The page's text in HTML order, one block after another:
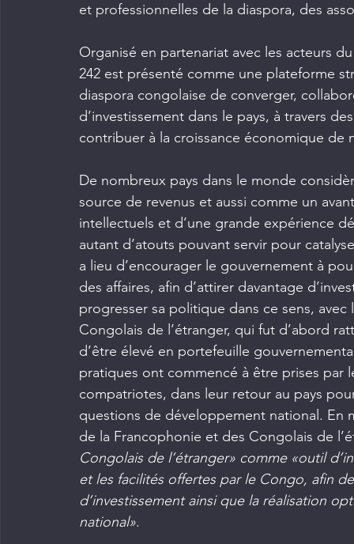
et professionnelles de la diaspora, des
Organisé en partenariat avec les acteurs
242 est présenté comme une plateforme
diaspora congolaise de converger,
d’investissement dans le pays, à travers
contribuer à la croissance économique de
De nombreux pays dans le monde
source de revenus et aussi comme un
intellectuels et d’une grande expérience
autant d’atouts pouvant servir pour
a lieu d’encourager le gouvernement à
des affaires, afin d’attirer davantage
progresser sa politique dans ce sens,
Congolais de l’étranger, qui fut d’abord
d’être élevé en portefeuille
pratiques ont commencé à être prises
compatriotes, dans leur retour au pays
questions de développement national. En
de la Francophonie et des Congolais de
Congolais de l’étranger» comme «outil
et les facilités offertes par le Congo, afin
d’investissement ainsi que la réalisation
national».